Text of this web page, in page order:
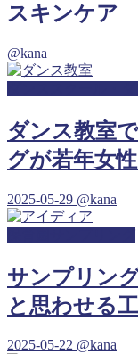
スキンケア
@kana
ダンス教室
グが若年女
2025-05-29 @kana
サンプリン
と思わせる
2025-05-22 @kana